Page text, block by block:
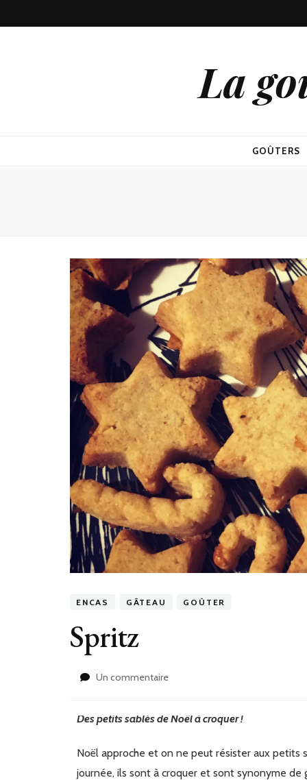
La
GOÛTERS
ENCAS GÂTEAU GOÛTER
Spritz
Un commentairesur
Des petits sablés de Noël à croquer !
Noël approche et on ne peut résister aux petits sablés de Noël ! A déguster au goûter ou à tout moment de la
journée, ils sont à croquer et sont synonyme de